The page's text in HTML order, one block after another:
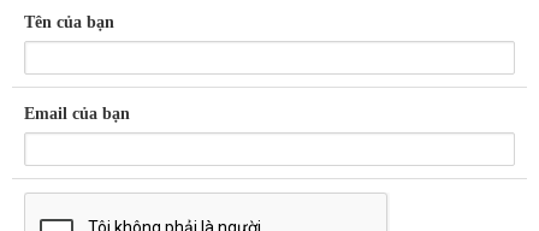
Tên của bạn
Email của bạn